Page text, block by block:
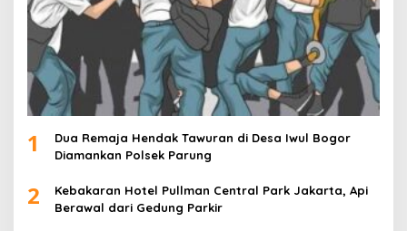
1
Dua Remaja Hendak Tawuran di Desa Iwul Bogor
Diamankan Polsek Parung
2
Kebakaran Hotel Pullman Central Park Jakarta, Api
Berawal dari Gedung Parkir